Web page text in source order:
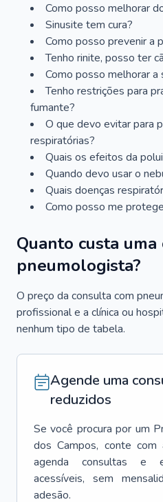
Como posso melhorar
Sinusite tem cura?
Como posso prevenir a
Tenho rinite, posso ter
Como posso melhorar
Tenho restrições para
fumante?
O que devo evitar para
respiratórias?
Quais os efeitos da
Quando devo usar o
Quais doenças
Como posso me
Quanto custa
pneumologista?
O preço da consulta com
profissional e a clínica ou
nenhum tipo de tabela.
Agende uma
reduzidos
Se você procura por um
dos Campos, conte com
agenda consultas e
acessíveis, sem
adesão.